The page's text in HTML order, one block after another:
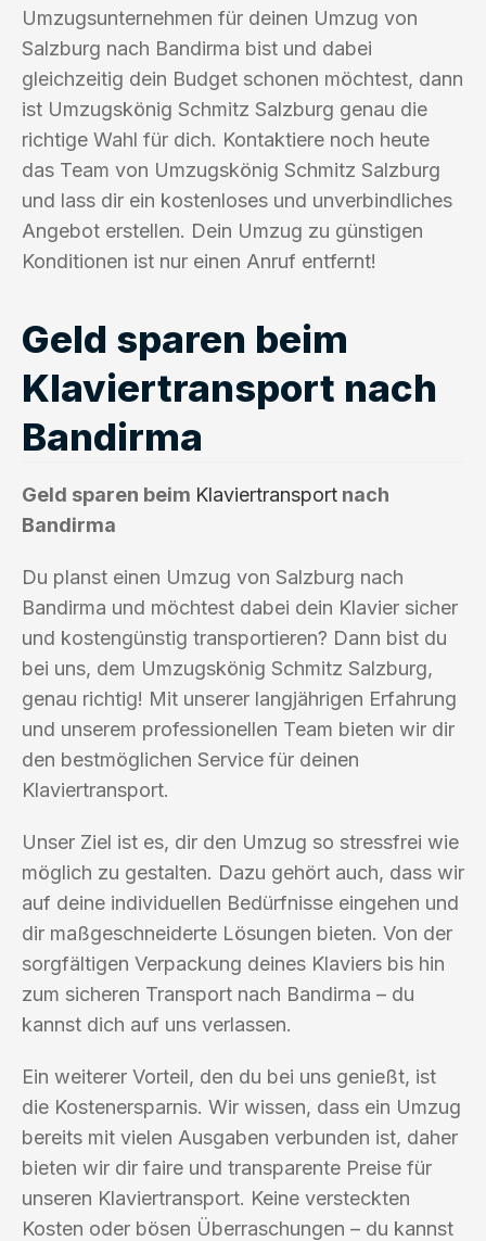
Umzugsunternehmen für deinen Umzug von
Salzburg nach Bandirma bist und dabei
gleichzeitig dein Budget schonen möchtest, dann
ist Umzugskönig Schmitz Salzburg genau die
richtige Wahl für dich. Kontaktiere noch heute
das Team von Umzugskönig Schmitz Salzburg
und lass dir ein kostenloses und unverbindliches
Angebot erstellen. Dein Umzug zu günstigen
Konditionen ist nur einen Anruf entfernt!
Geld sparen beim
Klaviertransport nach
Bandirma
Geld sparen beim Klaviertransport nach
Bandirma
Du planst einen Umzug von Salzburg nach
Bandirma und möchtest dabei dein Klavier sicher
und kostengünstig transportieren? Dann bist du
bei uns, dem Umzugskönig Schmitz Salzburg,
genau richtig! Mit unserer langjährigen Erfahrung
und unserem professionellen Team bieten wir dir
den bestmöglichen Service für deinen
Klaviertransport.
Unser Ziel ist es, dir den Umzug so stressfrei wie
möglich zu gestalten. Dazu gehört auch, dass wir
auf deine individuellen Bedürfnisse eingehen und
dir maßgeschneiderte Lösungen bieten. Von der
sorgfältigen Verpackung deines Klaviers bis hin
zum sicheren Transport nach Bandirma – du
kannst dich auf uns verlassen.
Ein weiterer Vorteil, den du bei uns genießt, ist
die Kostenersparnis. Wir wissen, dass ein Umzug
bereits mit vielen Ausgaben verbunden ist, daher
bieten wir dir faire und transparente Preise für
unseren Klaviertransport. Keine versteckten
Kosten oder bösen Überraschungen – du kannst